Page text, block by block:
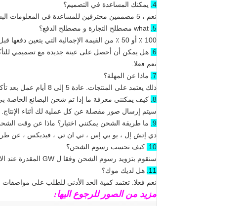
4. يمكنك المساعدة في التصميم؟
نعم ، 5 مصممين محترفين للمساعدة في المعلومات البسيطة مثل الشعار وبعض الصور.
5.
100 ٪ أو 50 ٪ من القيمة الإجمالية التي يتعين دفعها قبل الإنتاج.
6. هل يمكن أن أحصل على عينة جديدة مع تصميمي
نعم فعلا.
7. ماذا عن المهلة؟
ذلك يعتمد على المنتجات.
عادة 5 إلى 8 أيام عمل بعد تأكيد ملف التصميم والتحويل.
8. كيف يمكنني معرفة ما إذا تم شحن البضائع الخاصة
سيتم إرسال صور مفصلة عن كل عملية لك أثناء الإنتاج.
9. ما طريقة الشحن يمكنني اختيار؟ ماذا عن وقت
دي إتش إل ، يو بي إس ، تي ان تي ، فيديكس ، عن طريق البحر ، وما إلى ذلك 3
10. كيف تحسب رسوم الشحن؟
سنقوم بتزويد رسوم الشحن وفقا ل GW المقدرة عند الاقتباس.
11. هل لديك موك؟
نعم فعلا. تعتمد كمية الحد الأدنى للطلب على مواصفات
مزيد من الصور للرجوع اليها: